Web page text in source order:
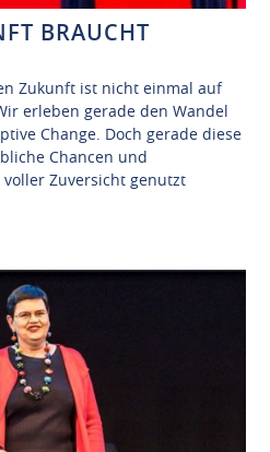
BRAUCHT
Zukunft ist nicht einmal auf
erleben gerade den Wandel
Change. Doch gerade diese
Chancen und
Zuversicht genutzt